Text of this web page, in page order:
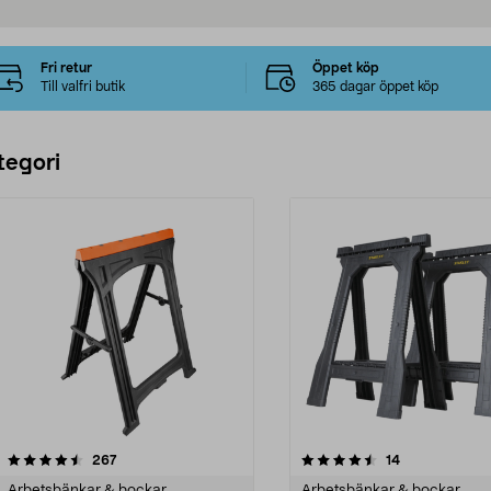
Fri retur
Till valfri butik
Öppet köp
365 dagar öppet köp
267recensioner
4.5 av 5 stjärnor 14recensioner
4.5 av 5 stjärnor